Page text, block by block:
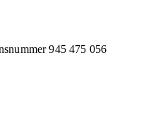
945 475 056